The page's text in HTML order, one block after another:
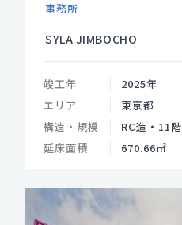
事務所
SYLA JIMBOCHO
竣工年
2025年
エリア
東京都
構造・規模
RC造・11階
延床面積
670.66㎡